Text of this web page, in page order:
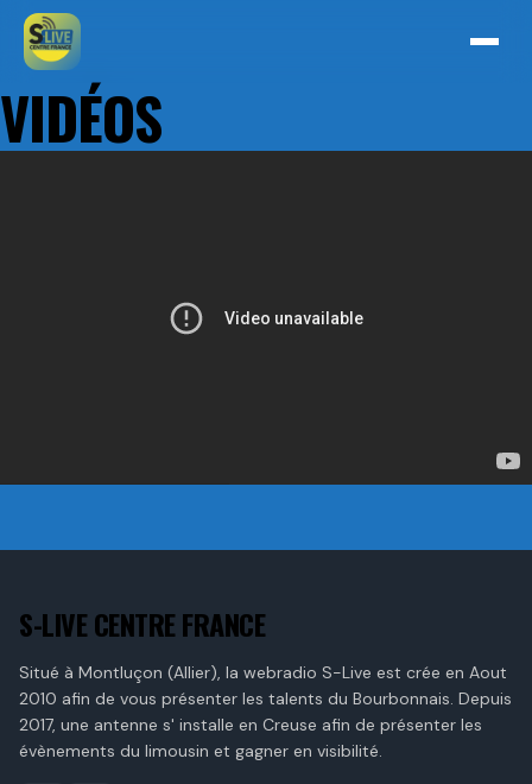
VIDÉOS
S-LIVE CENTRE FRANCE
Situé à Montluçon (Allier), la webradio S-Live est crée en Aout
2010 afin de vous présenter les talents du Bourbonnais. Depuis
2017, une antenne s' installe en Creuse afin de présenter les
évènements du limousin et gagner en visibilité.